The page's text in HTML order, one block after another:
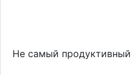
Не самый продуктивный